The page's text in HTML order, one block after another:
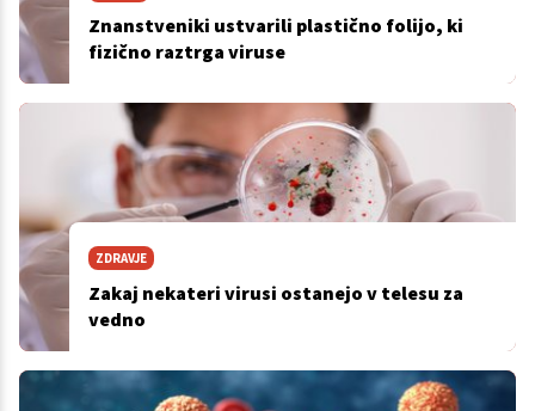
Znanstveniki ustvarili plastično folijo, ki
fizično raztrga viruse
ZDRAVJE
Zakaj nekateri virusi ostanejo v telesu za
vedno